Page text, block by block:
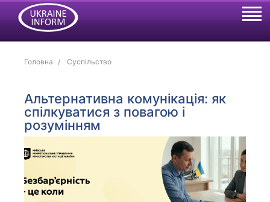
Головна Суспільство
Альтернативна комунікація: як
спілкуватися з повагою і
розумінням